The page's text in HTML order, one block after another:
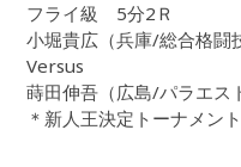
フライ級 5分2Ｒ
小堀貴広（兵庫/総合格闘
Versus
蒔田伸吾（広島/パラエス
＊新人王決定トーナメン